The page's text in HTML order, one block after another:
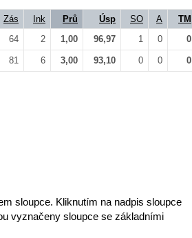
Zás Ink Prů Úsp SO A
TM
64 2 1,00 96,97 1 0 0
81 6 3,00 93,10 0 0 0
sloupce. Kliknutím na nadpis sloupce
vyznačeny sloupce se základními